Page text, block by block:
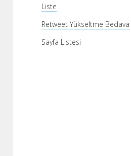
Liste
Retweet Yükseltme Bedava
Sayfa Listesi